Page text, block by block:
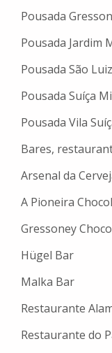
Pousada
Pousada Jardim
Pousada São Luiz
Pousada Suíça
Pousada Vila
Bares,
Arsenal da
A Pioneira
Gressoney
Hügel Bar
Malka Bar
Restaurante
Restaurante do